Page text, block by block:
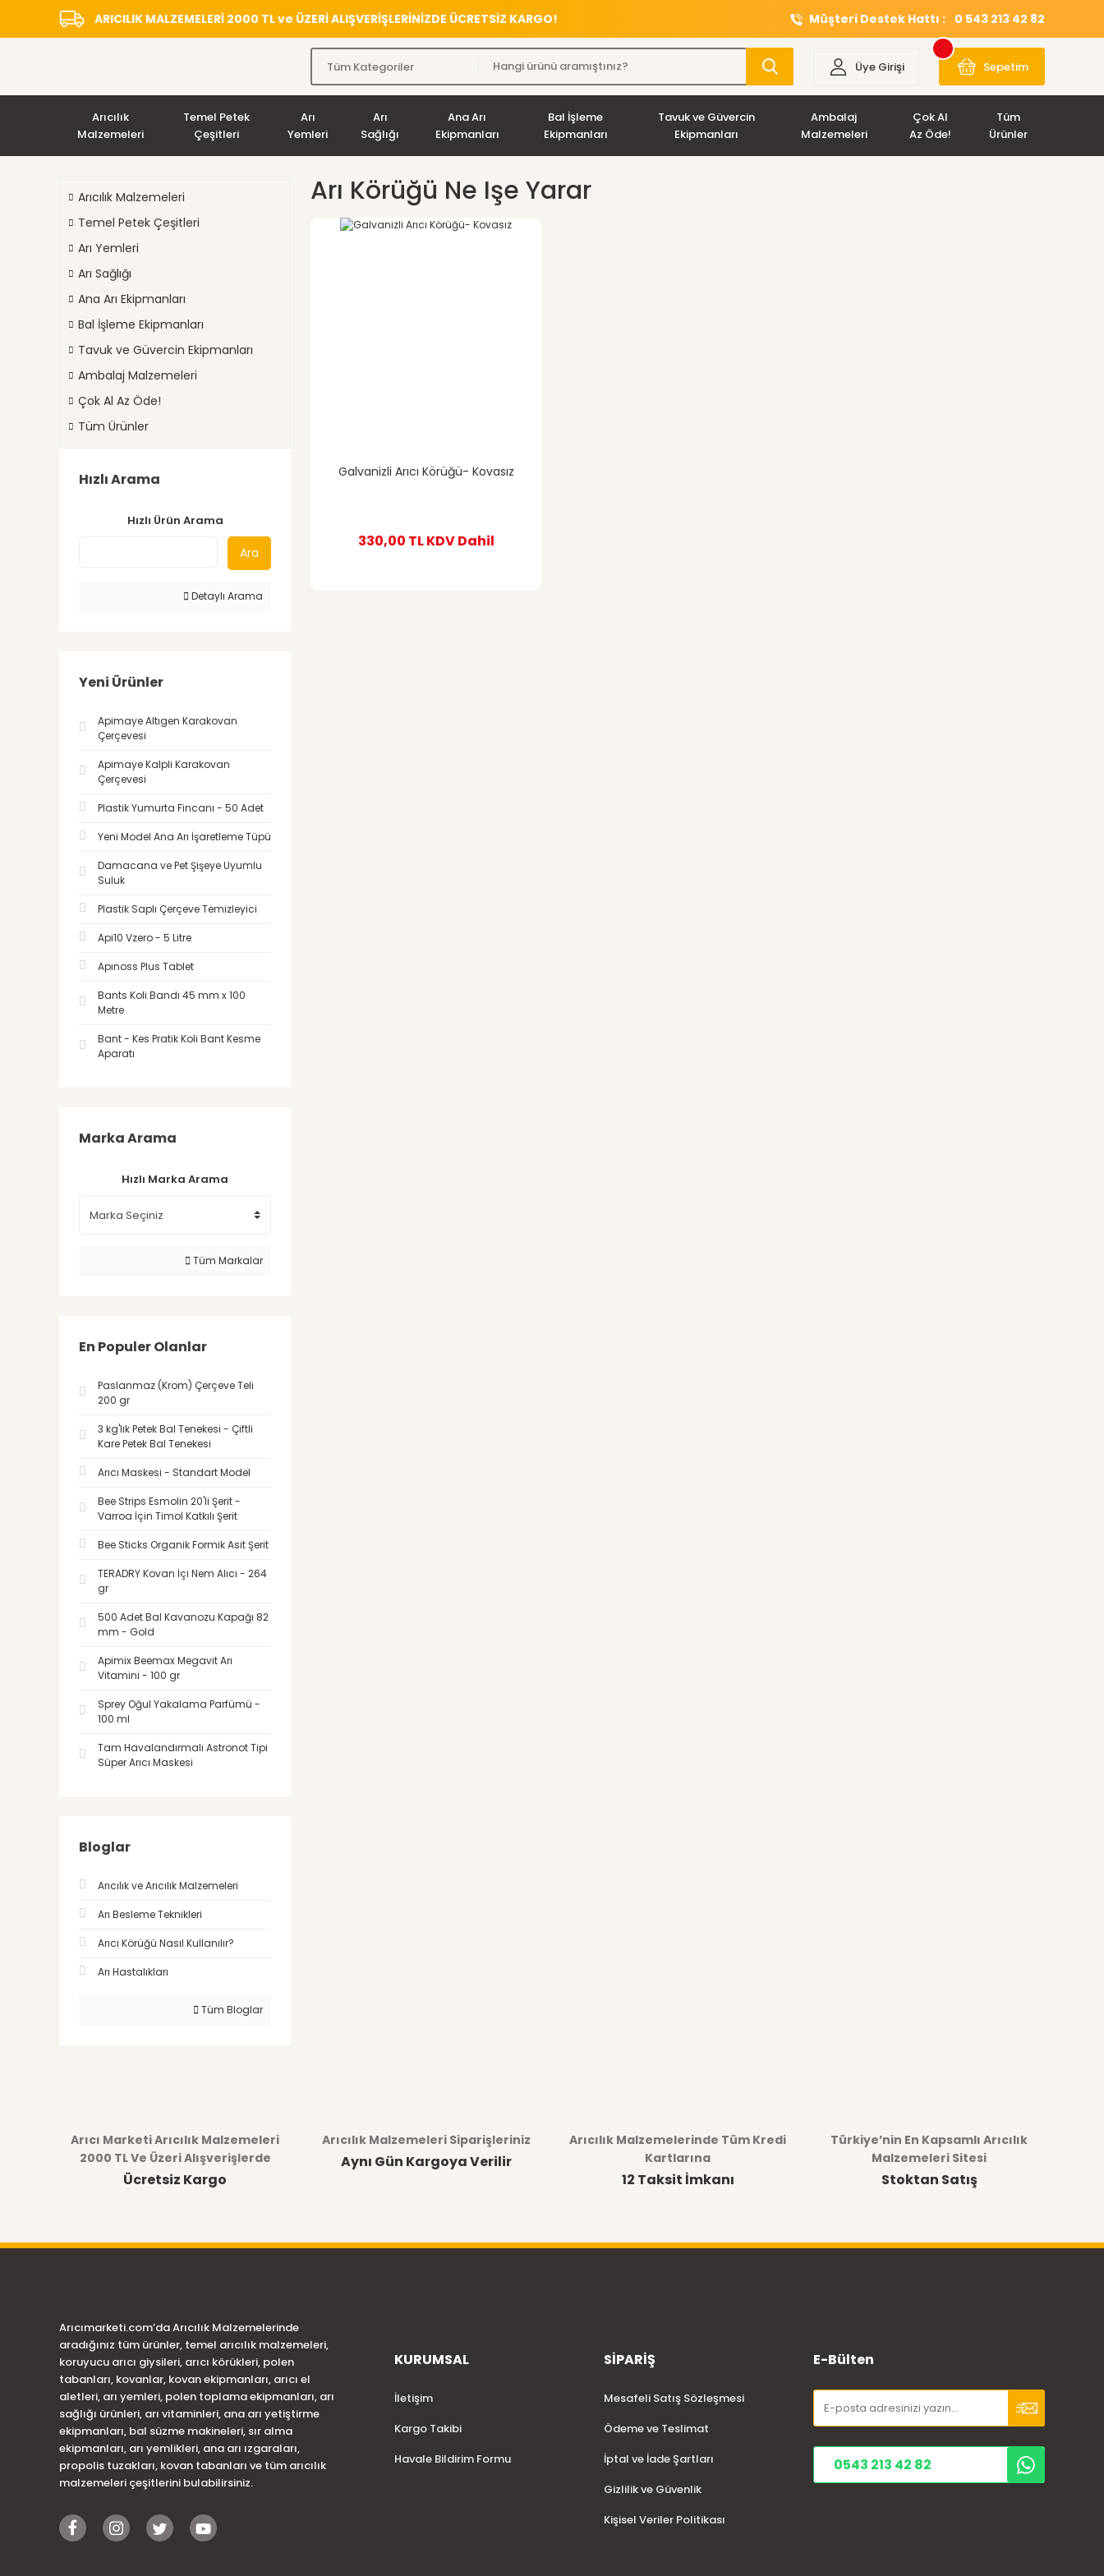
ARICILIK MALZEMELERİ 2000 TL ve ÜZERİ ALIŞVERİŞLERİNİZDE ÜCRETSİZ KARGO! Müşteri Destek Hattı : 0 543 213 42 82
Üye Girişi Sepetim
Arıcılık
Malzemeleri
Temel Petek
Çeşitleri
Arı
Yemleri
Arı
Sağlığı
Ana Arı
Ekipmanları
Bal İşleme
Ekipmanları
Tavuk ve Güvercin
Ekipmanları
Ambalaj
Malzemeleri
Çok Al
Az Öde!
Tüm
Ürünler
Arıcılık Malzemeleri
Temel Petek Çeşitleri
Arı Yemleri
Arı Sağlığı
Ana Arı Ekipmanları
Bal İşleme Ekipmanları
Tavuk ve Güvercin Ekipmanları
Ambalaj Malzemeleri
Çok Al Az Öde!
Tüm Ürünler
Hızlı Arama
Hızlı Ürün Arama
Ara
Detaylı Arama
Yeni Ürünler
Apimaye Altıgen Karakovan
Çerçevesi
Apimaye Kalpli Karakovan
Çerçevesi
Plastik Yumurta Fincanı - 50 Adet
Yeni Model Ana Arı İşaretleme Tüpü
Damacana ve Pet Şişeye Uyumlu
Suluk
Plastik Saplı Çerçeve Temizleyici
Api10 Vzero - 5 Litre
Apınoss Plus Tablet
Bants Koli Bandı 45 mm x 100
Metre
Bant - Kes Pratik Koli Bant Kesme
Aparatı
Marka Arama
Hızlı Marka Arama
Tüm Markalar
En Populer Olanlar
Paslanmaz (Krom) Çerçeve Teli
200 gr
3 kg'lık Petek Bal Tenekesi - Çiftli
Kare Petek Bal Tenekesi
Arıcı Maskesi - Standart Model
Bee Strips Esmolin 20'li Şerit -
Varroa İçin Timol Katkılı Şerit
Bee Sticks Organik Formik Asit Şerit
TERADRY Kovan İçi Nem Alıcı - 264
gr
500 Adet Bal Kavanozu Kapağı 82
mm - Gold
Apimix Beemax Megavit Arı
Vitamini - 100 gr
Sprey Oğul Yakalama Parfümü -
100 ml
Tam Havalandırmalı Astronot Tipi
Süper Arıcı Maskesi
Bloglar
Arıcılık ve Arıcılık Malzemeleri
Arı Besleme Teknikleri
Arıcı Körüğü Nasıl Kullanılır?
Arı Hastalıkları
Tüm Bloglar
Arı Körüğü Ne Işe Yarar
Galvanizli Arıcı Körüğü- Kovasız
330,00 TLKDV Dahil
Arıcı Marketi Arıcılık Malzemeleri
2000 TL Ve Üzeri Alışverişlerde
Ücretsiz Kargo
Arıcılık Malzemeleri Siparişleriniz
Aynı Gün Kargoya Verilir
Arıcılık Malzemelerinde Tüm Kredi
Kartlarına
12 Taksit İmkanı
Türkiye’nin En Kapsamlı Arıcılık
Malzemeleri Sitesi
Stoktan Satış
Arıcımarketi.com’da Arıcılık Malzemelerinde
aradığınız tüm ürünler, temel arıcılık malzemeleri,
koruyucu arıcı giysileri, arıcı körükleri, polen
tabanları, kovanlar, kovan ekipmanları, arıcı el
aletleri, arı yemleri, polen toplama ekipmanları, arı
sağlığı ürünleri, arı vitaminleri, ana arı yetiştirme
ekipmanları, bal süzme makineleri, sır alma
ekipmanları, arı yemlikleri, ana arı ızgaraları,
propolis tuzakları, kovan tabanları ve tüm arıcılık
malzemeleri çeşitlerini bulabilirsiniz.
KURUMSAL
İletişim
Kargo Takibi
Havale Bildirim Formu
SİPARİŞ
Mesafeli Satış Sözleşmesi
Ödeme ve Teslimat
İptal ve İade Şartları
Gizlilik ve Güvenlik
Kişisel Veriler Politikası
E-Bülten
0543 213 42 82